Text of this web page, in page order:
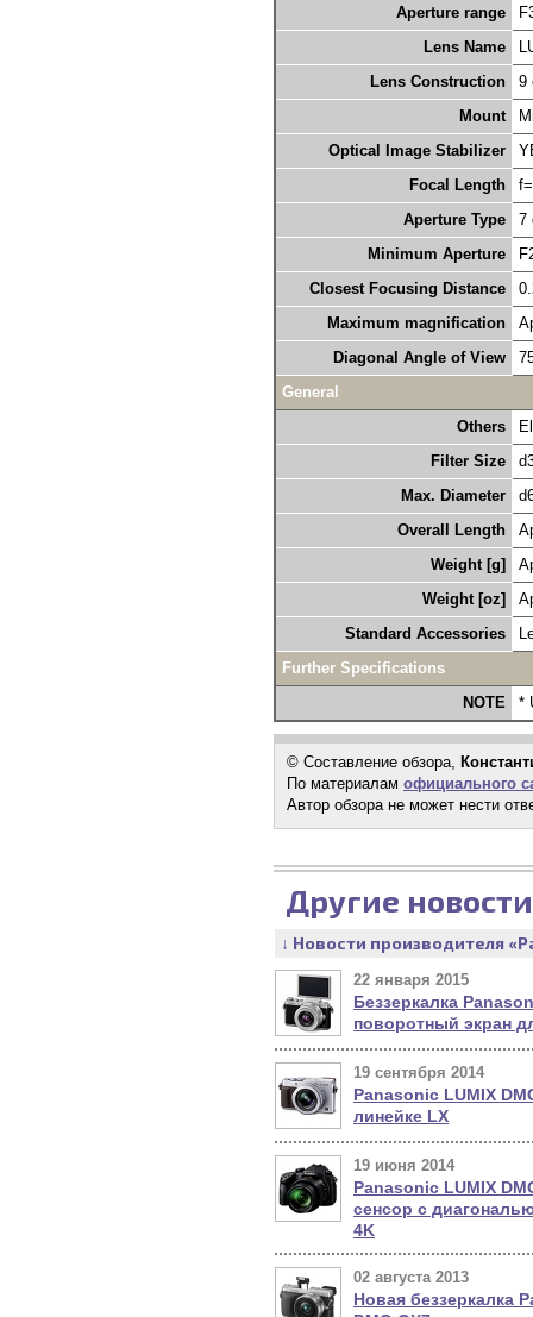
Aperture range
Lens Name
Lens Construction
9
Mount
Optical Image Stabilizer
Focal Length
Aperture Type
7
Minimum Aperture
Closest Focusing Distance
Maximum magnification
Diagonal Angle of View
General
Others
Filter Size
Max. Diameter
Overall Length
Weight [g]
Weight [oz]
Standard Accessories
Further Specifications
NOTE
*
© Составление обзора,
По материалам официального
Автор обзора не может нести
Другие
↓ Новости производителя
22 января 2015
Беззеркалка
поворотный экран
19 сентября 2014
Panasonic LUMIX
линейке LX
19 июня 2014
Panasonic LUMIX
сенсор с
4K
02 августа 2013
Новая беззеркалка